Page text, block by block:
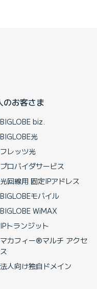
のお客さま
BIGLOBE biz.
BIGLOBE光
フレッツ光
プロバイダサービス
光回線用 固定IPアドレス
BIGLOBEモバイル
BIGLOBE WiMAX
IPトランジット
マカフィー®マルチ アクセ
ス
法人向け独自ドメイン